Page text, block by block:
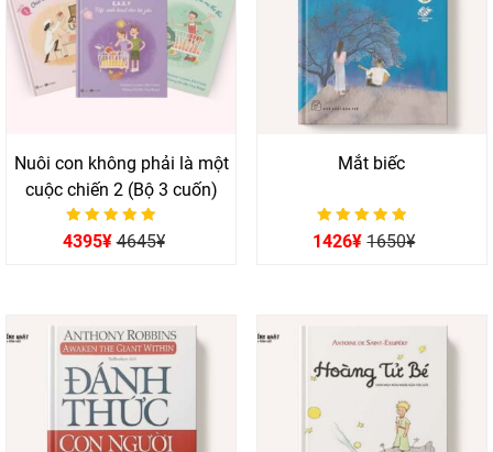
Nuôi con không phải là một
cuộc chiến 2 (Bộ 3 cuốn)
Được xếp hạng
0
4395¥ 4645¥
Mắt biếc
Được xếp hạng
0
1426¥ 1650¥